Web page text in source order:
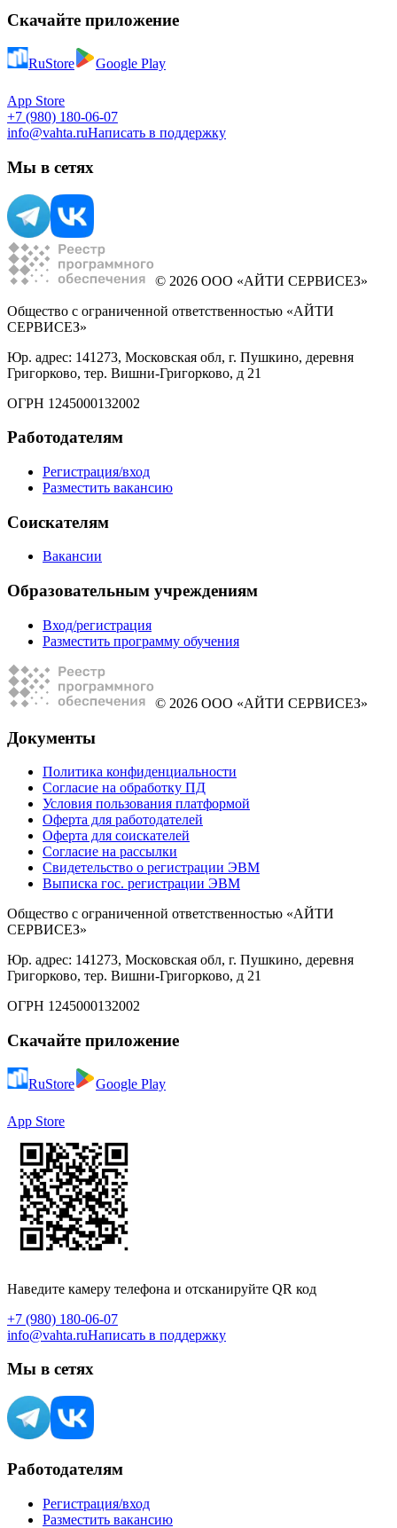
Скачайте приложение
RuStore Google Play
App Store
+7 (980) 180-06-07
info@vahta.ruНаписать в поддержку
Мы в сетях
© 2026 ООО «АЙТИ СЕРВИСЕЗ»
Общество с ограниченной ответственностью «АЙТИ
СЕРВИСЕЗ»
Юр. адрес: 141273, Московская обл, г. Пушкино, деревня
Григорково, тер. Вишни-Григорково, д 21
ОГРН 1245000132002
Работодателям
Регистрация/вход
Разместить вакансию
Соискателям
Вакансии
Образовательным учреждениям
Вход/регистрация
Разместить программу обучения
© 2026 ООО «АЙТИ СЕРВИСЕЗ»
Документы
Политика конфиденциальности
Согласие на обработку ПД
Условия пользования платформой
Оферта для работодателей
Оферта для соискателей
Согласие на рассылки
Свидетельство о регистрации ЭВМ
Выписка гос. регистрации ЭВМ
Общество с ограниченной ответственностью «АЙТИ
СЕРВИСЕЗ»
Юр. адрес: 141273, Московская обл, г. Пушкино, деревня
Григорково, тер. Вишни-Григорково, д 21
ОГРН 1245000132002
Скачайте приложение
RuStore Google Play
App Store
Наведите камеру телефона и отсканируйте QR код
+7 (980) 180-06-07
info@vahta.ruНаписать в поддержку
Мы в сетях
Работодателям
Регистрация/вход
Разместить вакансию